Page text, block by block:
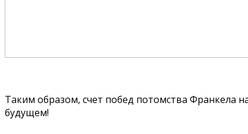
Таким образом, счет побед потомства Франкела
будущем!